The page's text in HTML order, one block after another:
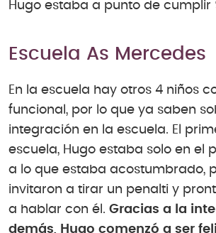
Hugo estaba a punto de cumplir
Escuela As Mercedes
En la escuela hay otros 4 niños
funcional, por lo que ya saben
integración en la escuela. El
escuela, Hugo estaba solo en el
a lo que estaba acostumbrado,
invitaron a tirar un penalti y
a hablar con él. Gracias a la
demás, Hugo comenzó a ser